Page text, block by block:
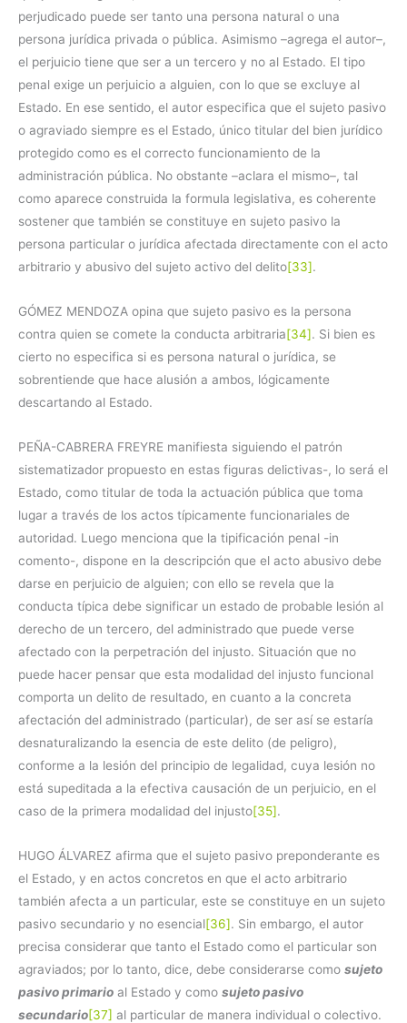
perjudicado puede ser tanto una persona natural o una
persona jurídica privada o pública. Asimismo –agrega el autor–,
el perjuicio tiene que ser a un tercero y no al Estado. El tipo
penal exige un perjuicio a alguien, con lo que se excluye al
Estado. En ese sentido, el autor especifica que el sujeto pasivo
o agraviado siempre es el Estado, único titular del bien jurídico
protegido como es el correcto funcionamiento de la
administración pública. No obstante –aclara el mismo–, tal
como aparece construida la formula legislativa, es coherente
sostener que también se constituye en sujeto pasivo la
persona particular o jurídica afectada directamente con el acto
arbitrario y abusivo del sujeto activo del delito[33].
GÓMEZ MENDOZA opina que sujeto pasivo es la persona
contra quien se comete la conducta arbitraria[34]. Si bien es
cierto no especifica si es persona natural o jurídica, se
sobrentiende que hace alusión a ambos, lógicamente
descartando al Estado.
PEÑA-CABRERA FREYRE manifiesta siguiendo el patrón
sistematizador propuesto en estas figuras delictivas-, lo será el
Estado, como titular de toda la actuación pública que toma
lugar a través de los actos típicamente funcionariales de
autoridad. Luego menciona que la tipificación penal -in
comento-, dispone en la descripción que el acto abusivo debe
darse en perjuicio de alguien; con ello se revela que la
conducta típica debe significar un estado de probable lesión al
derecho de un tercero, del administrado que puede verse
afectado con la perpetración del injusto. Situación que no
puede hacer pensar que esta modalidad del injusto funcional
comporta un delito de resultado, en cuanto a la concreta
afectación del administrado (particular), de ser así se estaría
desnaturalizando la esencia de este delito (de peligro),
conforme a la lesión del principio de legalidad, cuya lesión no
está supeditada a la efectiva causación de un perjuicio, en el
caso de la primera modalidad del injusto[35].
HUGO ÁLVAREZ afirma que el sujeto pasivo preponderante es
el Estado, y en actos concretos en que el acto arbitrario
también afecta a un particular, este se constituye en un sujeto
pasivo secundario y no esencial[36]. Sin embargo, el autor
precisa considerar que tanto el Estado como el particular son
agraviados; por lo tanto, dice, debe considerarse como sujeto
pasivo primario al Estado y como sujeto pasivo
secundario[37] al particular de manera individual o colectivo.